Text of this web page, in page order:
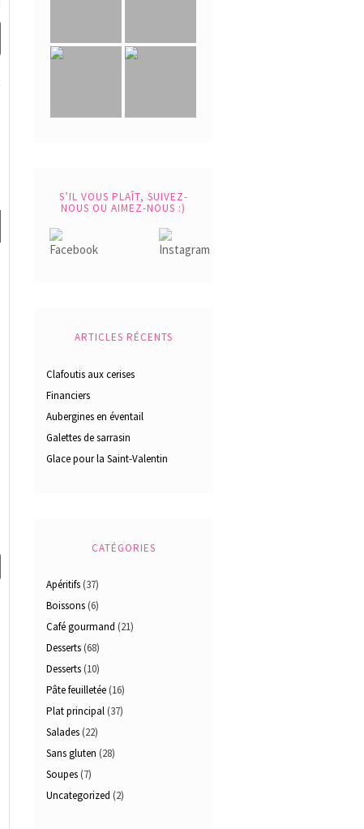
S’IL VOUS PLAÎT, SUIVEZ-
NOUS OU AIMEZ-NOUS :)
ARTICLES RÉCENTS
Clafoutis aux cerises
Financiers
Aubergines en éventail
Galettes de sarrasin
Glace pour la Saint-Valentin
CATÉGORIES
Apéritifs (37)
Boissons (6)
Café gourmand (21)
Desserts (68)
Desserts (10)
Pâte feuilletée (16)
Plat principal (37)
Salades (22)
Sans gluten (28)
Soupes (7)
Uncategorized (2)